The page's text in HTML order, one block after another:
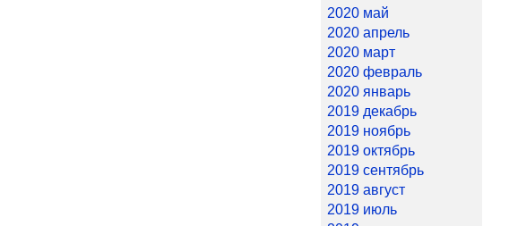
2020 май
2020 апрель
2020 март
2020 февраль
2020 январь
2019 декабрь
2019 ноябрь
2019 октябрь
2019 сентябрь
2019 август
2019 июль